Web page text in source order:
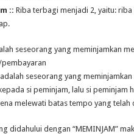
:: Riba terbagi menjadi 2, yaitu:
seseorang yang meminjamkan
adalah seseorang yang
si peminjam, lalu si peminjam
melewati batas tempo yang telah
didahului dengan “MEMINJAM”